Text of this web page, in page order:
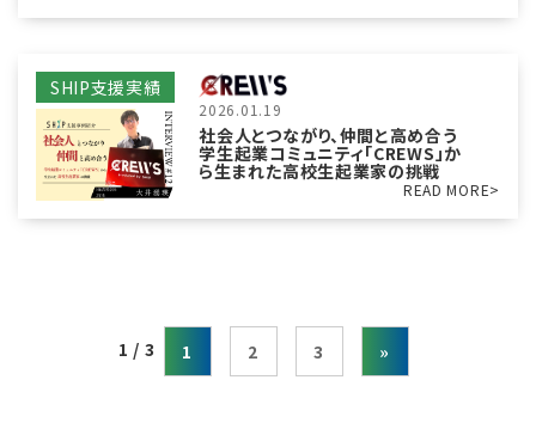
SHIP支援実績
2026.01.19
社会人とつながり、仲間と高め合う
学生起業コミュニティ「CREWS」か
ら生まれた高校生起業家の挑戦
READ MORE>
1 / 3 1 2 3 »